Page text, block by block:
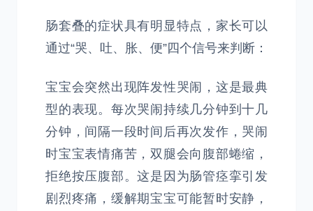
肠套叠的症状具有明显特点，家长可以
通过“哭、吐、胀、便”四个信号来判断：
宝宝会突然出现阵发性哭闹，这是最典
型的表现。每次哭闹持续几分钟到十几
分钟，间隔一段时间后再次发作，哭闹
时宝宝表情痛苦，双腿会向腹部蜷缩，
拒绝按压腹部。这是因为肠管痉挛引发
剧烈疼痛，缓解期宝宝可能暂时安静，